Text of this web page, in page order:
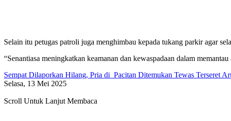
Selain itu petugas patroli juga menghimbau kepada tukang parkir agar
“Senantiasa meningkatkan keamanan dan kewaspadaan dalam
Sempat Dilaporkan Hilang, Pria di Pacitan Ditemukan Tewas Terseret
Selasa, 13 Mei 2025
Scroll Untuk Lanjut Membaca